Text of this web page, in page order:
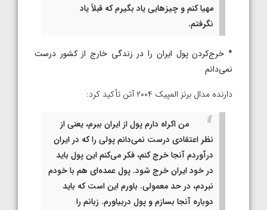
مهیا کنم و چیزهایی یاد بگیرم که قبلاً یاد
نگرفتم.
* خرج‌کردن پول ایران را در زندگی خارج از کشور درست
نمی‌دانم
دارنده مدال برنز المپیک ۲۰۰۴ آتن تأکید کرد:
من اکراه دارم پول از ایران ببرم، یعنی از
نظر اعتقادی درست نمی‌دانم پولی را که در ایران
درآوردم آنجا خرج کنم، فکر می‌کنم این پول باید
در خود ایران خرج شود. پول عمده‌ای هم با خودم
نبردم، در حد معمولی. باورم این است که باید
دوباره آنجا بسازم و پول دربیاورم. زبانم را